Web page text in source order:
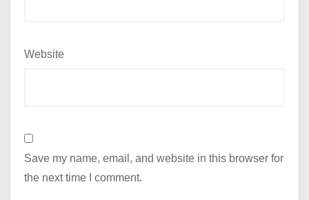
Website
Save my name, email, and website in this browser for
the next time I comment.